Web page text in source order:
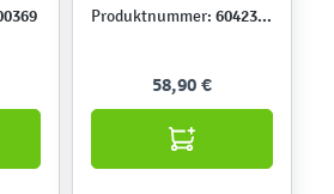
Produktnummer: 604237N
58,90 €